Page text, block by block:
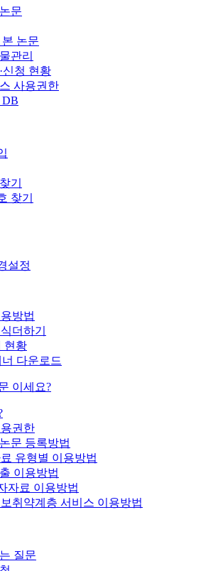
문
논문
관리
신청 현황
사용권한
DB
기
찾기
설정
방법
더하기
현황
다운로드
이세요?
권한
문 등록방법
유형별 이용방법
이용방법
자료 이용방법
취약계층 서비스 이용방법
질문